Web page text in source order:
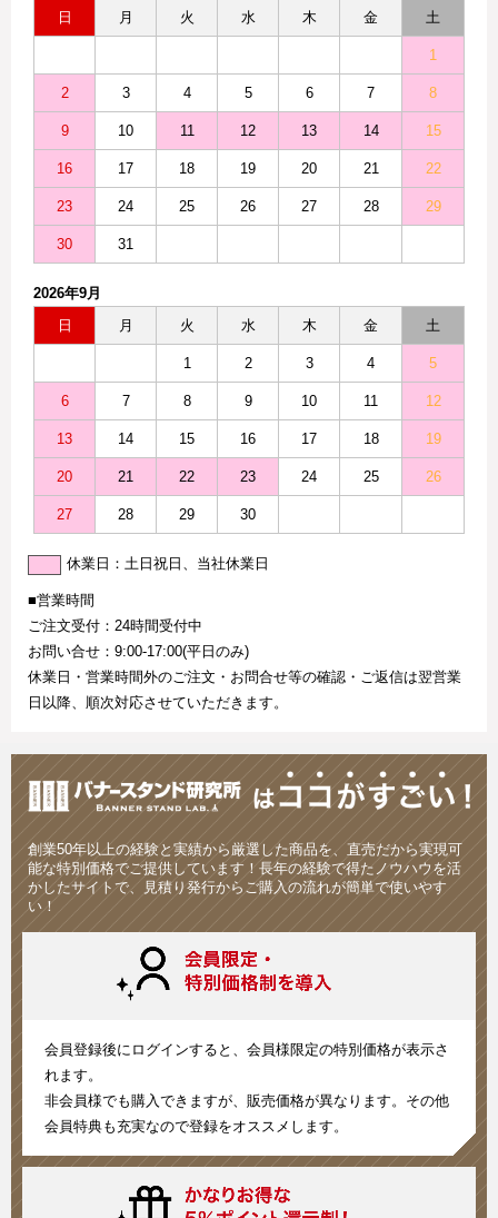
日
月 火 水 木 金 土
1
2 3 4 5 6 7 8
9 10 11 12 13 14 15
16 17 18 19 20 21 22
23 24 25 26 27 28 29
30 31
2026年9月
日
月 火 水 木 金 土
1 2 3 4 5
6 7 8 9 10 11 12
13 14 15 16 17 18 19
20 21 22 23 24 25 26
27 28 29 30
休業日：土日祝日、当社休業日
■営業時間
ご注文受付：24時間受付中
お問い合せ：9:00-17:00(平日のみ)
休業日・営業時間外のご注文・お問合せ等の確認・ご返信は翌営業
日以降、順次対応させていただきます。
創業50年以上の経験と実績から厳選した商品を、直売だから実現可
能な特別価格でご提供しています！長年の経験で得たノウハウを活
かしたサイトで、見積り発行からご購入の流れが簡単で使いやす
い！
会員登録後にログインすると、会員様限定の特別価格が表示さ
れます。
非会員様でも購入できますが、販売価格が異なります。その他
会員特典も充実なので登録をオススメします。